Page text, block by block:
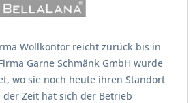
Wollkontor reicht zurück bis in
Garne Schmänk GmbH wurde
wo sie noch heute ihren Standort
Zeit hat sich der Betrieb